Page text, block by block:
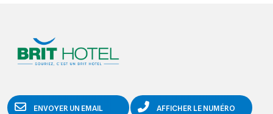
ENVOYER UN EMAIL AFFICHER LE NUMÉRO